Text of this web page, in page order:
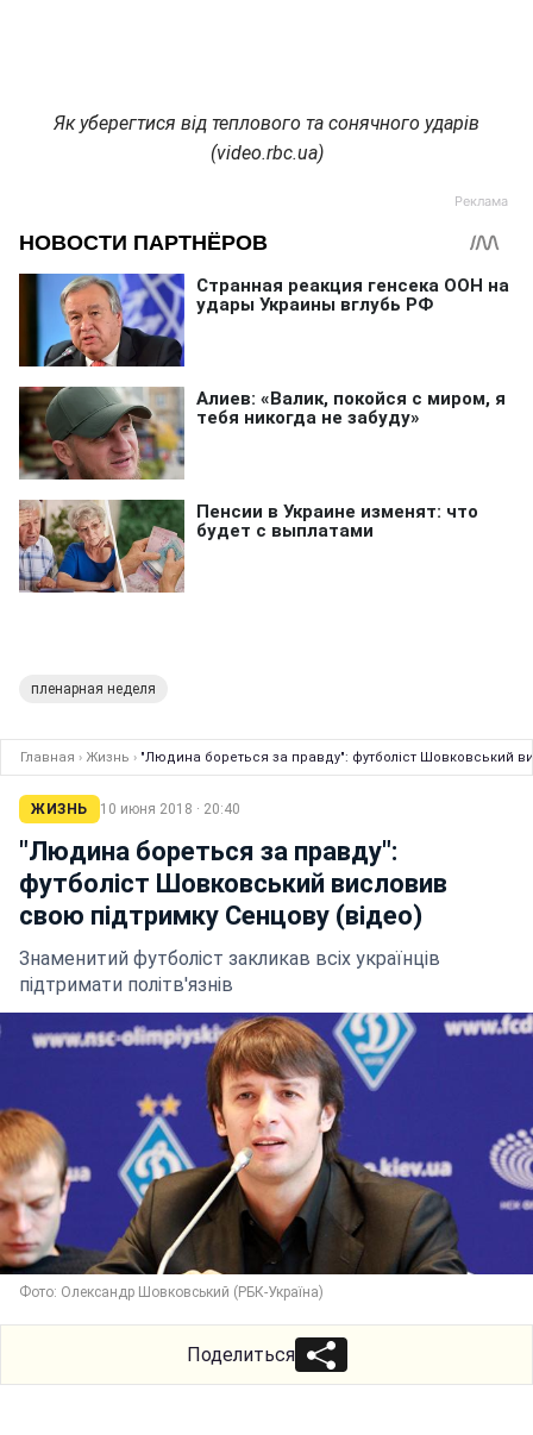
Як уберегтися від теплового та сонячного ударів
(video.rbc.ua)
пленарная неделя
Главная › Жизнь › "Людина бореться за правду": футболіст Шовковський
ЖИЗНЬ 10 июня 2018 · 20:40
"Людина бореться за правду":
футболіст Шовковський висловив
свою підтримку Сенцову (відео)
Знаменитий футболіст закликав всіх українців
підтримати політв'язнів
Фото: Олександр Шовковський (РБК-Україна)
Поделиться